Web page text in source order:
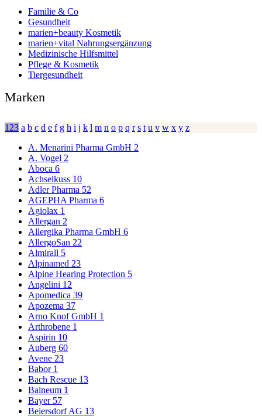
gewählt
werden
Familie & Co
Gesundheit
marien+beauty Kosmetik
marien+vital Nahrungsergänzung
Medizinische Hilfsmittel
Pflege & Kosmetik
Tiergesundheit
Marken
123 a b c d e f g h i j k l m n o p q r s t u v w x y z
A. Menarini Pharma GmbH 2
A. Vogel 2
Aboca 6
Achselkuss 10
Adler Pharma 52
AGEPHA Pharma 6
Agiolax 1
Allergan 2
Allergika Pharma GmbH 6
AllergoSan 22
Almirall 5
Alpinamed 23
Alpine Hearing Protection 5
Angelini 12
Apomedica 39
Apozema 37
Arno Knof GmbH 1
Arthrobene 1
Aspirin 10
Auberg 60
Avene 23
Babor 1
Bach Rescue 13
Balneum 1
Bayer 57
Beiersdorf AG 13